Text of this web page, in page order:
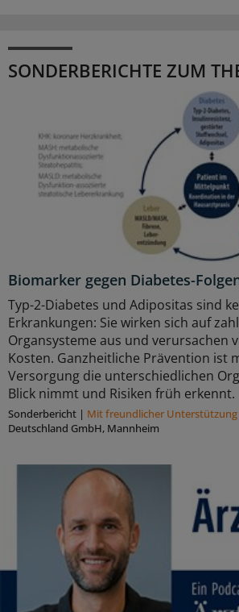
SONDERBERICHTE ZUM
Biomarker gegen Diabetes-
Typ-2-Diabetes und Adipositas sind
Erkrankungen: Sie wirken sich auf
Organsysteme aus und verursachen
Kosten. Ganzheitliche Prävention ist
Versorgung die unterschiedlichen
Blick nimmt und Risiken früh erkennt.
Sonderbericht | Mit freundlicher
Deutschland GmbH, Mannheim